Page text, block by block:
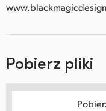
Pobierz pliki